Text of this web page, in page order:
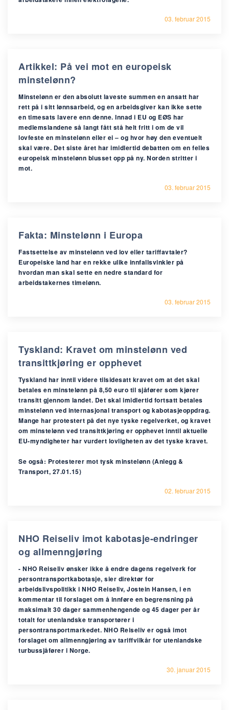
03. februar 2015
Artikkel: På vei mot en europeisk
minstelønn?
Minstelønn er den absolutt laveste summen en ansatt har
rett på i sitt lønnsarbeid, og en arbeidsgiver kan ikke sette
en timesats lavere enn denne. Innad i EU og EØS har
medlemslandene så langt fått stå helt fritt i om de vil
lovfeste en minstelønn eller ei – og hvor høy den eventuelt
skal være. Det siste året har imidlertid debatten om en felles
europeisk minstelønn blusset opp på ny. Norden stritter i
mot.
03. februar 2015
Fakta: Minstelønn i Europa
Fastsettelse av minstelønn ved lov eller tariffavtaler?
Europeiske land har en rekke ulike innfallsvinkler på
hvordan man skal sette en nedre standard for
arbeidstakernes timelønn.
03. februar 2015
Tyskland: Kravet om minstelønn ved
transittkjøring er opphevet
Tyskland har inntil videre tilsidesatt kravet om at det skal
betales en minstelønn på 8,50 euro til sjåfører som kjører
transitt gjennom landet. Det skal imidlertid fortsatt betales
minstelønn ved internasjonal transport og kabotasjeoppdrag.
Mange har protestert på det nye tyske regelverket, og kravet
om minstelønn ved transittkjøring er opphevet inntil aktuelle
EU-myndigheter har vurdert lovligheten av det tyske kravet.
Se også: Protesterer mot tysk minstelønn (Anlegg &
Transport, 27.01.15)
02. februar 2015
NHO Reiseliv imot kabotasje-endringer
og allmenngjøring
- NHO Reiseliv ønsker ikke å endre dagens regelverk for
persontransportkabotasje, sier direktør for
arbeidslivspolitikk i NHO Reiseliv, Jostein Hansen, i en
kommentar til forslaget om å innføre en begrensning på
maksimalt 30 dager sammenhengende og 45 dager per år
totalt for utenlandske transportører i
persontransportmarkedet. NHO Reiseliv er også imot
forslaget om allmenngjøring av tariffvilkår for utenlandske
turbussjåfører i Norge.
30. januar 2015